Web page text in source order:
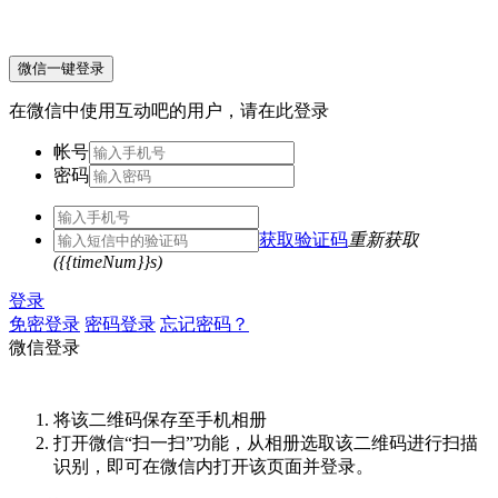
微信一键登录
在微信中使用互动吧的用户，请在此登录
帐号
密码
获取验证码重新获取
({{timeNum}}s)
登录
免密登录 密码登录 忘记密码？
微信登录
将该二维码保存至手机相册
打开微信“扫一扫”功能，从相册选取该二维码进行扫描
识别，即可在微信内打开该页面并登录。